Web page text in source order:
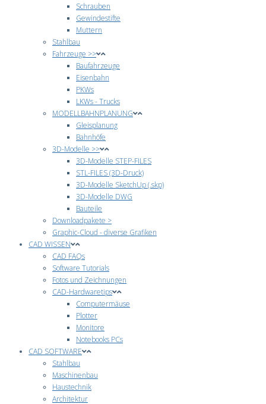
Schrauben
Gewindestifte
Muttern
Stahlbau
Fahrzeuge >>
Baufahrzeuge
Eisenbahn
PKWs
LKWs - Trucks
MODELLBAHNPLANUNG
Gleisplanung
Bahnhöfe
3D-Modelle >>
3D-Modelle STEP-FILES
STL-FILES (3D-Druck)
3D-Modelle SketchUp (.skp)
3D-Modelle DWG
Bauteile
Downloadpakete >
Graphic-Cloud - diverse Grafiken
CAD WISSEN
CAD FAQs
Software Tutorials
Fotos und Zeichnungen
CAD-Hardwaretips
Computermäuse
Plotter
Monitore
Notebooks PCs
CAD SOFTWARE
Stahlbau
Maschinenbau
Haustechnik
Architektur